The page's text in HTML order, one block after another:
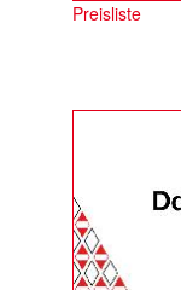
Preisliste